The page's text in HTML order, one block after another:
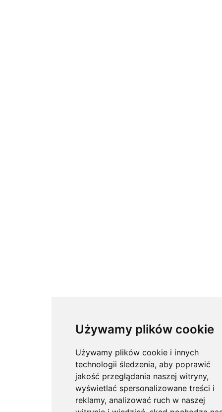
Używamy plików cookie
Używamy plików cookie i innych
technologii śledzenia, aby poprawić
jakość przeglądania naszej witryny,
wyświetlać spersonalizowane treści i
reklamy, analizować ruch w naszej